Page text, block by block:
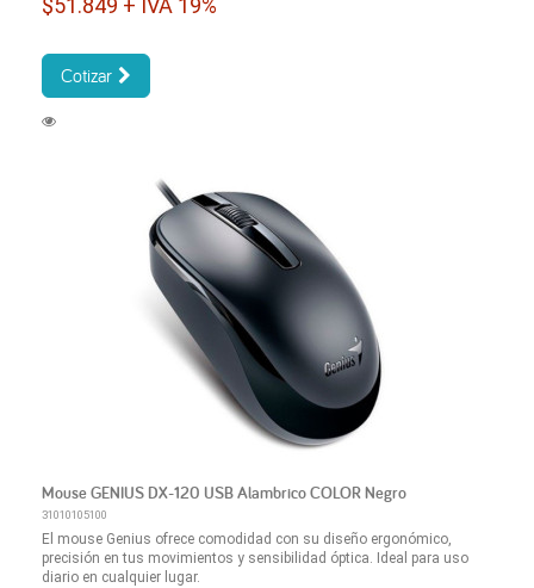
Cotizar
Mouse GENIUS DX-120 USB Alambrico COLOR Negro
31010105100
El mouse Genius ofrece comodidad con su diseño ergonómico,
precisión en tus movimientos y sensibilidad óptica. Ideal para uso
diario en cualquier lugar.